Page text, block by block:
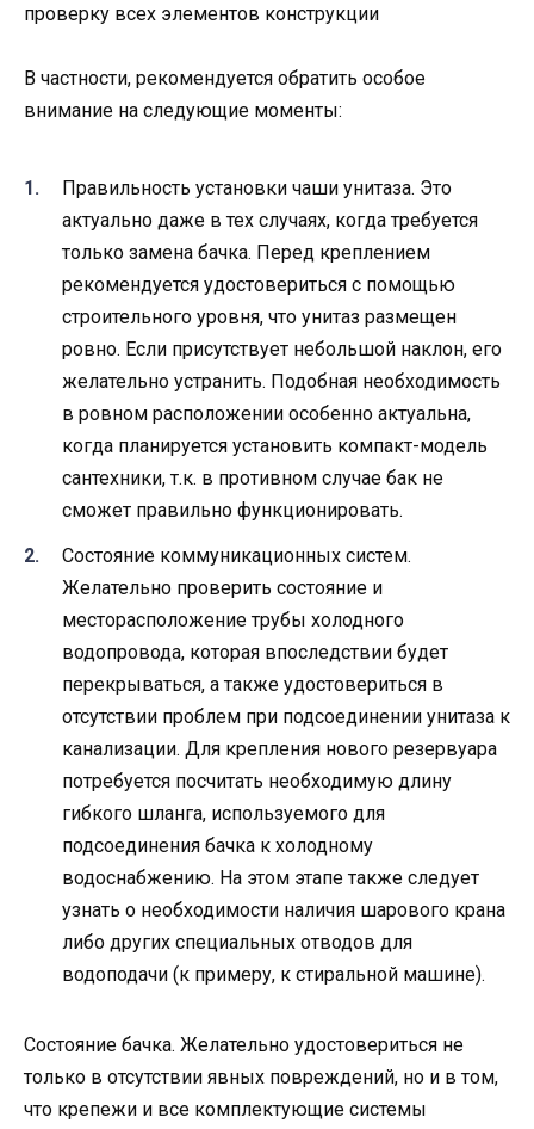
проверку всех элементов конструкции
В частности, рекомендуется обратить особое
внимание на следующие моменты:
Правильность установки чаши унитаза. Это
актуально даже в тех случаях, когда требуется
только замена бачка. Перед креплением
рекомендуется удостовериться с помощью
строительного уровня, что унитаз размещен
ровно. Если присутствует небольшой наклон, его
желательно устранить. Подобная необходимость
в ровном расположении особенно актуальна,
когда планируется установить компакт-модель
сантехники, т.к. в противном случае бак не
сможет правильно функционировать.
Состояние коммуникационных систем.
Желательно проверить состояние и
месторасположение трубы холодного
водопровода, которая впоследствии будет
перекрываться, а также удостовериться в
отсутствии проблем при подсоединении унитаза к
канализации. Для крепления нового резервуара
потребуется посчитать необходимую длину
гибкого шланга, используемого для
подсоединения бачка к холодному
водоснабжению. На этом этапе также следует
узнать о необходимости наличия шарового крана
либо других специальных отводов для
водоподачи (к примеру, к стиральной машине).
Состояние бачка. Желательно удостовериться не
только в отсутствии явных повреждений, но и в том,
что крепежи и все комплектующие системы